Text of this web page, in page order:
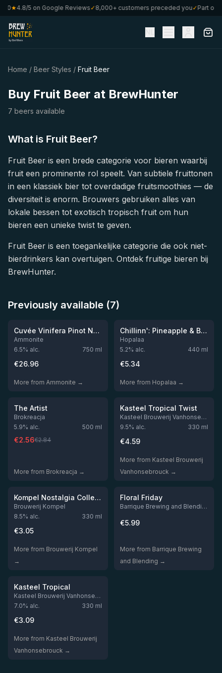
★4.8/5 on Google Reviews✓8,000+ customers preceded you✓Part of
Home / Beer Styles / Fruit Beer
Buy Fruit Beer at BrewHunter
7 beers available
What is Fruit Beer?
Fruit Beer is een brede categorie voor bieren waarbij
fruit een prominente rol speelt. Van subtiele fruittonen
in een klassiek bier tot overdadige fruitsmoothies — de
diversiteit is enorm. Brouwers gebruiken alles van
lokale bessen tot exotisch tropisch fruit om hun
bieren een unieke twist te geven.
Fruit Beer is een toegankelijke categorie die ook niet-
bierdrinkers kan overtuigen. Ontdek fruitige bieren bij
BrewHunter.
Previously available (7)
Out of stock
★3.84
Cuvée Vinifera Pinot Noir 2023
Ammonite
6.5% alc. 750 ml
€26.96
More from Ammonite →
Out of stock
★
Chillinn': Pineapple & Banana & Strawberry
Hopalaa
5.2% alc. 440 ml
€5.34
More from Hopalaa →
★3.5
The Artist
Brokreacja
5.9% alc. 500 ml
€2.56€2.84
More from Brokreacja →
Out of stock
★3.43
Kasteel Tropical Twist
Kasteel Brouwerij Vanhonsebrouck
9.5% alc. 330 ml
€4.59
More from Kasteel Brouwerij
Vanhonsebrouck →
Out of stock
★3.39
Kompel Nostalgia Collection "Koepemachine"
Brouwerij Kompel
8.5% alc. 330 ml
€3.05
More from Brouwerij Kompel
→
Floral Friday
Barrique Brewing and Blending
€5.99
More from Barrique Brewing
and Blending →
Out of stock
★
Kasteel Tropical
Kasteel Brouwerij Vanhonsebrouck
7.0% alc. 330 ml
€3.09
More from Kasteel Brouwerij
Vanhonsebrouck →